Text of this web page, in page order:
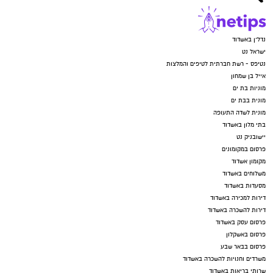
נדל"ן באשדוד
ישראל נט
נטיפס - רשת חברתית לטיפים והמלצות
אייל בן שמחון
מוניות בת ים
מונית בבת ים
מונית לשדה התעופה
בתי מלון באשדוד
יישובניק נט
פרסום במקומונים
מקומון אשדוד
משלוחים באשדוד
מסעדות באשדוד
דירות למכירה באשדוד
דירות להשכרה באשדוד
פרסום עסק באשדוד
פרסום באשקלון
פרסום בבאר שבע
משרדים וחנויות להשכרה באשדוד
שרותי בריאות באשדוד